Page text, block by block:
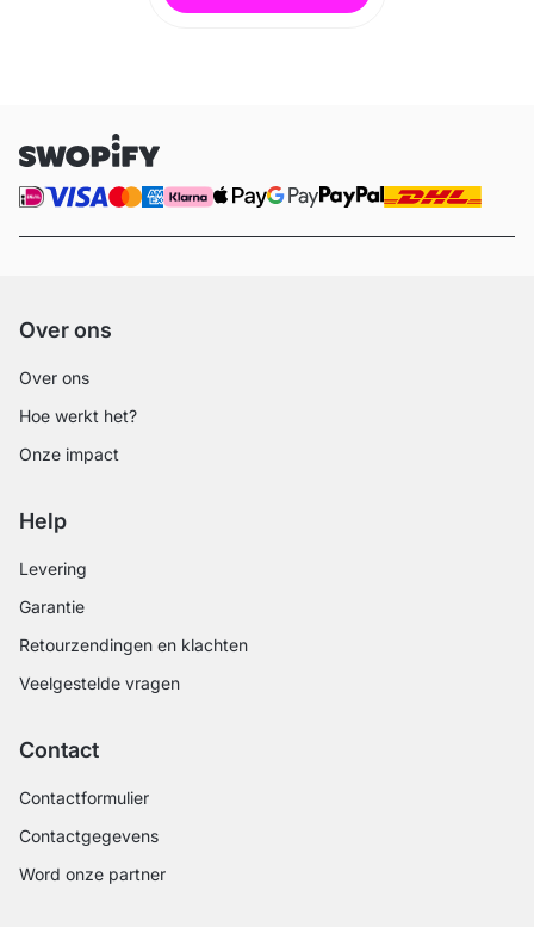
Over ons
Over ons
Hoe werkt het?
Onze impact
Help
Levering
Garantie
Retourzendingen en klachten
Veelgestelde vragen
Contact
Contactformulier
Contactgegevens
Word onze partner